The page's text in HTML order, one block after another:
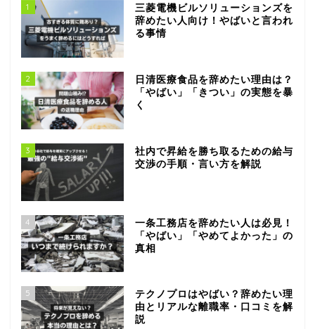
1
三菱電機ビルソリューションズを
辞めたい人向け！やばいと言われ
る事情
2
日清医療食品を辞めたい理由は？
「やばい」「きつい」の実態を暴
く
3
社内で昇給を勝ち取るための給与
交渉の手順・言い方を解説
4
一条工務店を辞めたい人は必見！
「やばい」「やめてよかった」の
真相
5
テクノプロはやばい？辞めたい理
由とリアルな離職率・口コミを解
説